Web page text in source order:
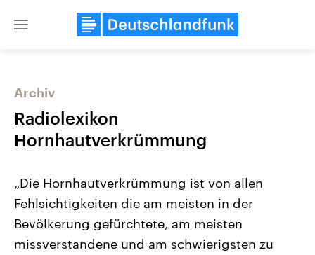
Close
Landtagswahl Sachsen-Anhalt
USA
Archiv
Radiolexikon
Hornhautverkrümmung
„Die Hornhautverkrümmung ist von allen
Fehlsichtigkeiten die am meisten in der
Bevölkerung gefürchtete, am meisten
missverstandene und am schwierigsten zu